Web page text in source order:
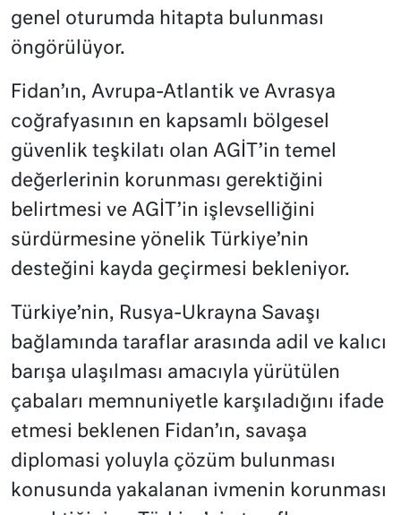
genel oturumda hitapta bulunması
öngörülüyor.
Fidan’ın, Avrupa-Atlantik ve Avrasya
coğrafyasının en kapsamlı bölgesel
güvenlik teşkilatı olan AGİT’in temel
değerlerinin korunması gerektiğini
belirtmesi ve AGİT’in işlevselliğini
sürdürmesine yönelik Türkiye’nin
desteğini kayda geçirmesi bekleniyor.
Türkiye’nin, Rusya-Ukrayna Savaşı
bağlamında taraflar arasında adil ve kalıcı
barışa ulaşılması amacıyla yürütülen
çabaları memnuniyetle karşıladığını ifade
etmesi beklenen Fidan’ın, savaşa
diplomasi yoluyla çözüm bulunması
konusunda yakalanan ivmenin korunması